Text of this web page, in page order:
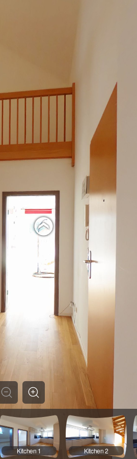
Kitchen 1 Kitchen 2